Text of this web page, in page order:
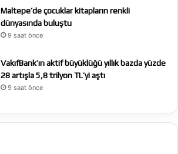
Maltepe’de çocuklar kitapların renkli
dünyasında buluştu
9 saat önce
VakıfBank’ın aktif büyüklüğü yıllık bazda yüzde
28 artışla 5,8 trilyon TL’yi aştı
9 saat önce